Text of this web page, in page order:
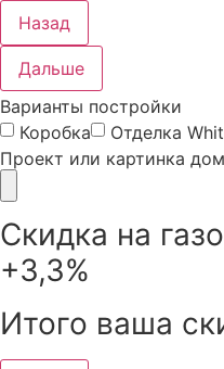
Назад
Дальше
Варианты постройки
Коробка
Отделка
Проект или картинка
Скидка на
+3,3%
Итого ваша